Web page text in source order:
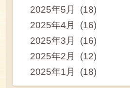
2025年5月 (18)
2025年4月 (16)
2025年3月 (16)
2025年2月 (12)
2025年1月 (18)